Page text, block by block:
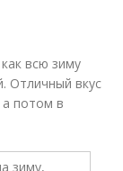
всю зиму
Отличный вкус
а потом в